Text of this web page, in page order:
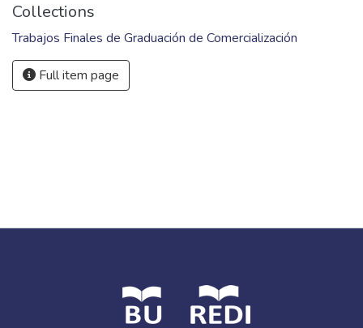
Collections
Trabajos Finales de Graduación de Comercialización
Full item page